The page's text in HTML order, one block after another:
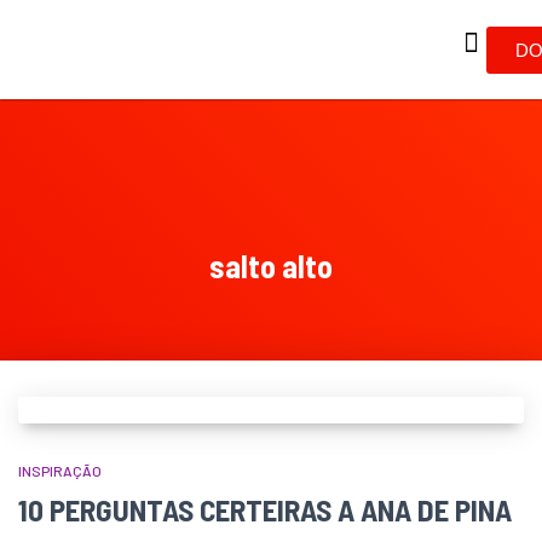
salto alto
INSPIRAÇÃO
10 PERGUNTAS CERTEIRAS A ANA DE PINA